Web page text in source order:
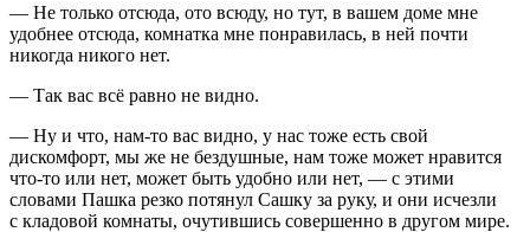
— Не только отсюда, ото всюду, но тут, в вашем доме мне
удобнее отсюда, комнатка мне понравилась, в ней почти
никогда никого нет.
— Так вас всё равно не видно.
— Ну и что, нам-то вас видно, у нас тоже есть свой
дискомфорт, мы же не бездушные, нам тоже может нравится
что-то или нет, может быть удобно или нет, — с этими
словами Пашка резко потянул Сашку за руку, и они исчезли
с кладовой комнаты, очутившись совершенно в другом мире.